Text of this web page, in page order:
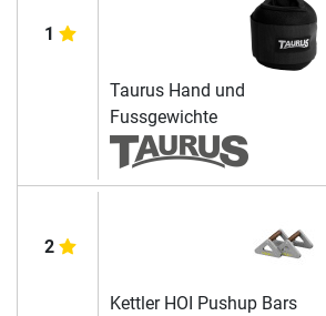
1
Taurus Hand und
Fussgewichte
2
Kettler HOI Pushup Bars